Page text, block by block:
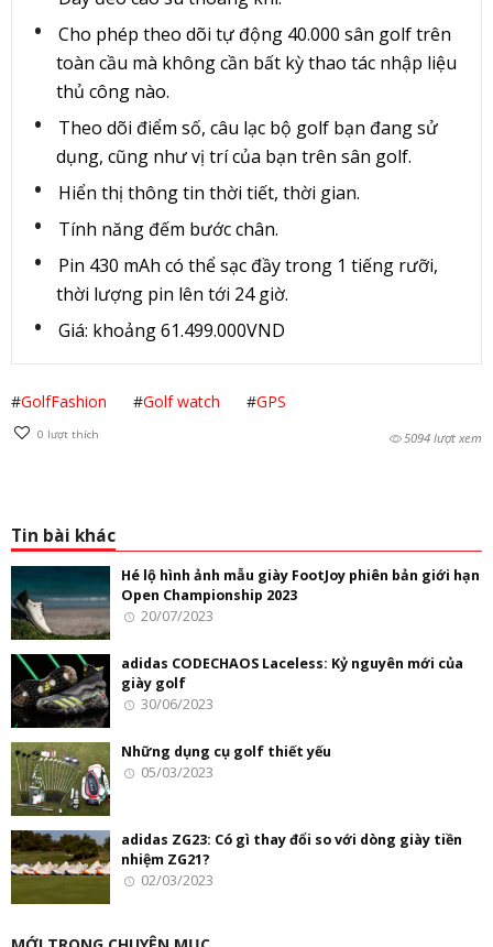
Cho phép theo dõi tự động 40.000 sân golf trên
toàn cầu mà không cần bất kỳ thao tác nhập liệu
thủ công nào.
Theo dõi điểm số, câu lạc bộ golf bạn đang sử
dụng, cũng như vị trí của bạn trên sân golf.
Hiển thị thông tin thời tiết, thời gian.
Tính năng đếm bước chân.
Pin 430 mAh có thể sạc đầy trong 1 tiếng rưỡi,
thời lượng pin lên tới 24 giờ.
Giá: khoảng 61.499.000VND
#GolfFashion #Golf watch #GPS
0 lượt thích 5094 lượt xem
Tin bài khác
Hé lộ hình ảnh mẫu giày FootJoy phiên bản giới hạn
Open Championship 2023
20/07/2023
adidas CODECHAOS Laceless: Kỷ nguyên mới của
giày golf
30/06/2023
Những dụng cụ golf thiết yếu
05/03/2023
adidas ZG23: Có gì thay đổi so với dòng giày tiền
nhiệm ZG21?
02/03/2023